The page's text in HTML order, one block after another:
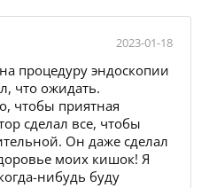
2023-01-18
процедуру эндоскопии
что ожидать.
чтобы приятная
сделал все, чтобы
Он даже сделал
моих кишок! Я
нибудь буду